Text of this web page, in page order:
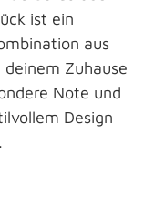
ist ein
aus
deinem Zuhause
Note und
Design